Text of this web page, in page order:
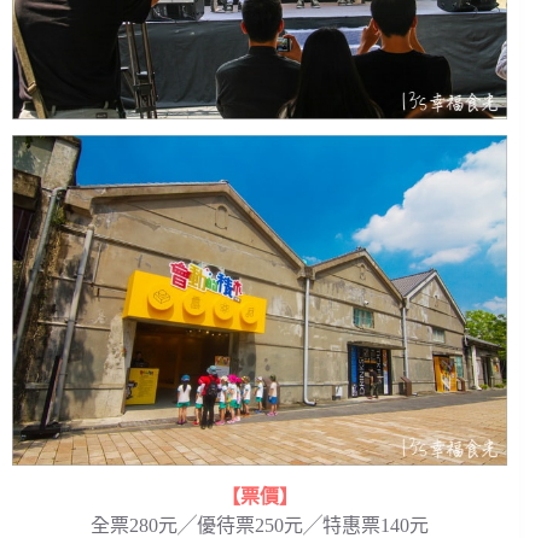
【票價】
全票280元╱優待票250元╱特惠票140元